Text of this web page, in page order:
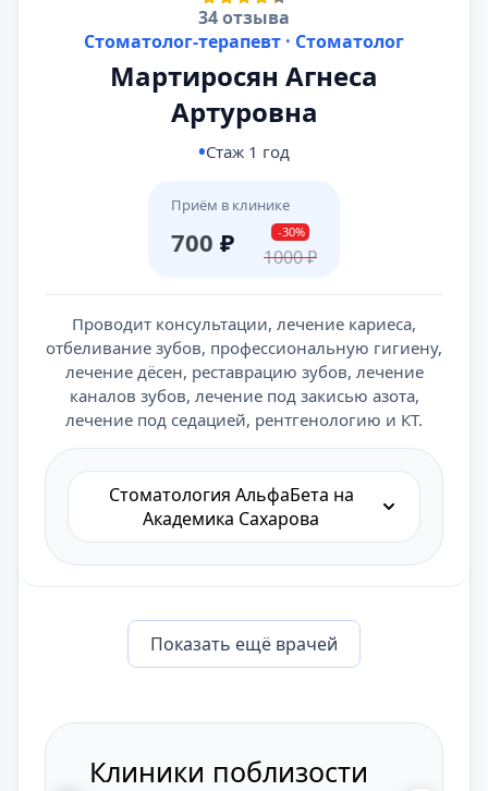
34 отзыва
Стоматолог-терапевт · Стоматолог
Мартиросян Агнеса
Артуровна
Стаж 1 год
Приём в клинике
700 ₽ -30%
1000₽
Проводит консультации, лечение кариеса,
отбеливание зубов, профессиональную гигиену,
лечение дёсен, реставрацию зубов, лечение
каналов зубов, лечение под закисью азота,
лечение под седацией, рентгенологию и КТ.
Стоматология АльфаБета на
Академика Сахарова
Показать eщё врачей
Клиники поблизости